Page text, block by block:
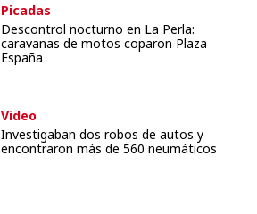
Picadas
Descontrol nocturno en La Perla:
caravanas de motos coparon Plaza
España
Video
Investigaban dos robos de autos y
encontraron más de 560 neumáticos